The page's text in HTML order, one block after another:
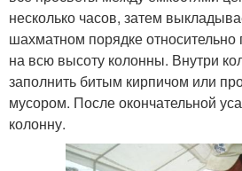
несколько часов, затем
шахматном порядке относительно
на всю высоту колонны. Внутри
заполнить битым кирпичом или
мусором. После окончательной
колонну.